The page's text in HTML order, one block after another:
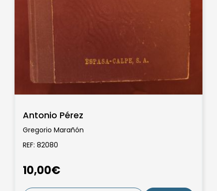
Antonio Pérez
Gregorio Marañón
REF: 82080
10,00€